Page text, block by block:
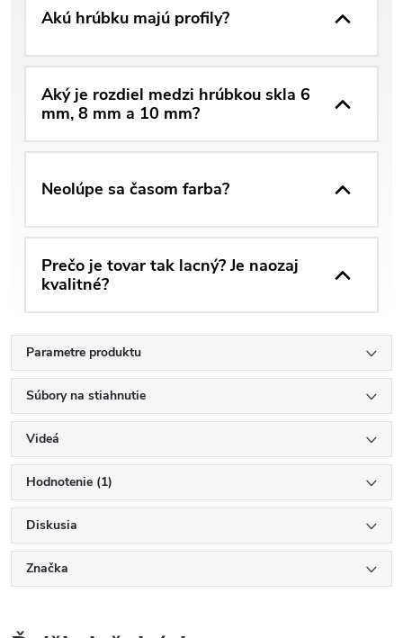
Akú hrúbku majú profily?
Aký je rozdiel medzi hrúbkou skla 6
mm, 8 mm a 10 mm?
Neolúpe sa časom farba?
Prečo je tovar tak lacný? Je naozaj
kvalitné?
Parametre produktu
Súbory na stiahnutie
Videá
Hodnotenie (1)
Diskusia
Značka